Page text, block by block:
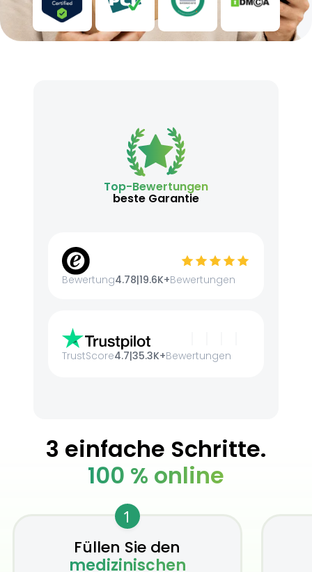
Top-Bewertungen
beste Garantie
Bewertung4.78|19.6K+Bewertungen
TrustScore4.7|35.3K+Bewertungen
3 einfache Schritte.
100 % online
1
Füllen Sie den
medizinischen